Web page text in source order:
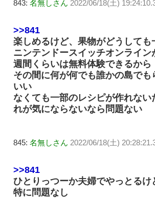
843: 名無しさん 2022/06/18(土)
>>841
楽しめるけど、果物がどうしても
ニンテンドースイッチオンライン
週間くらいは無料体験できるから
その間に何が何でも誰かの島でも
いい
なくても一部のレシピが作れない
れが気にならないなら問題ない
845: 名無しさん 2022/06/18(土)
>>841
ひとりっつーか夫婦でやっとるけ
特に問題なし